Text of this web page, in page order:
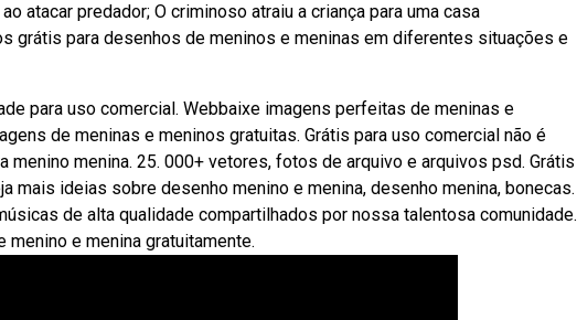
atacar predador; O criminoso atraiu a criança para uma casa
grátis para desenhos de meninos e meninas em diferentes situações e
para uso comercial. Webbaixe imagens perfeitas de meninas e
de meninas e meninos gratuitas. Grátis para uso comercial não é
menina. 25. 000+ vetores, fotos de arquivo e arquivos psd. Grátis
mais ideias sobre desenho menino e menina, desenho menina, bonecas.
de alta qualidade compartilhados por nossa talentosa comunidade.
e menina gratuitamente.